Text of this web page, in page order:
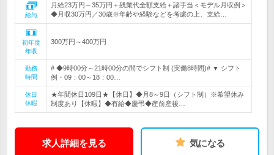
給与
月給23万円～35万円＋残業代全額支給＋諸手当＜モデル月収例＞
◆月収30万円／30歳※年齢や経験などを考慮の上、支給…
初年度
年収
300万円～400万円
勤務
時間
# ◆9時00分～21時00分の間でシフト制 (実働8時間)# ▼ シフト
例・09：00～18：00…
休日
休暇
★年間休日109日★【休日】◆月8～9日（シフト制）※希望休み
制度あり【休暇】◆有給◆慶弔◆産前産後…
求人詳細を見る 気になる